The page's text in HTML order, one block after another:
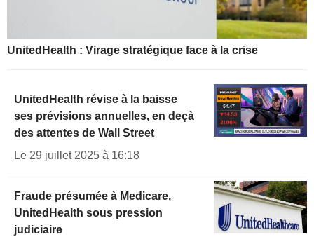
UnitedHealth : Virage stratégique face à la crise
UnitedHealth révise à la baisse
ses prévisions annuelles, en deçà
des attentes de Wall Street
Le 29 juillet 2025 à 16:18
Fraude présumée à Medicare,
UnitedHealth sous pression
judiciaire